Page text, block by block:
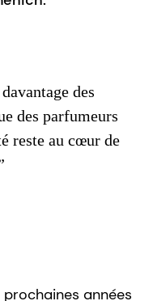
des
des parfumeurs
reste au cœur de
années